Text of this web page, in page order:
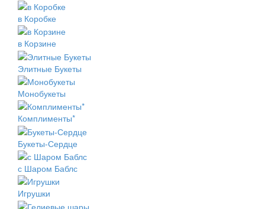
в Коробке
в Корзине
Элитные Букеты
Монобукеты
Комплименты*
Букеты-Сердце
с Шаром Баблс
Игрушки